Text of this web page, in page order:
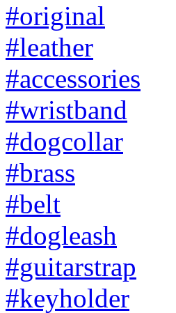
#original
#leather
#accessories
#wristband
#dogcollar
#brass
#belt
#dogleash
#guitarstrap
#keyholder